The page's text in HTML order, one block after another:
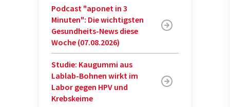
Podcast "aponet in 3
Minuten": Die wichtigsten
Gesundheits-News diese
Woche (07.08.2026)
Studie: Kaugummi aus
Lablab-Bohnen wirkt im
Labor gegen HPV und
Krebskeime